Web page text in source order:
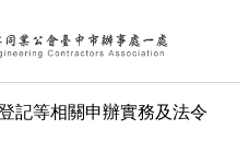
記等相關申辦實務及法令